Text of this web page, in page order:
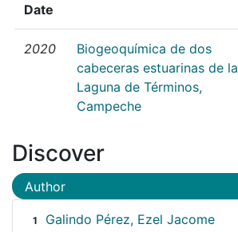
Date
2020
Biogeoquímica de dos
cabeceras estuarinas de la
Laguna de Términos,
Campeche
Discover
Author
1 Galindo Pérez, Ezel Jacome